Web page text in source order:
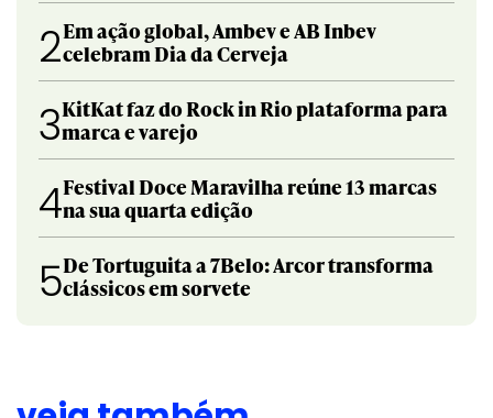
2Em ação global, Ambev e AB Inbev
celebram Dia da Cerveja
3KitKat faz do Rock in Rio plataforma para
marca e varejo
4Festival Doce Maravilha reúne 13 marcas
na sua quarta edição
5De Tortuguita a 7Belo: Arcor transforma
clássicos em sorvete